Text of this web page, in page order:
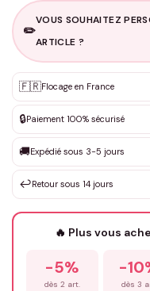
✏️
VOUS SOUHAITEZ
ARTICLE ?
✨ Personnalisation
Votre texte / idée*
🇫🇷Flocage en France
🔒Paiement 100% sécurisé
🚚Expédié sous 3-5 jours
↩️Retour sous 14 jours
🔥 Plus vous
-5%
dès 2 art.
-
dès 3